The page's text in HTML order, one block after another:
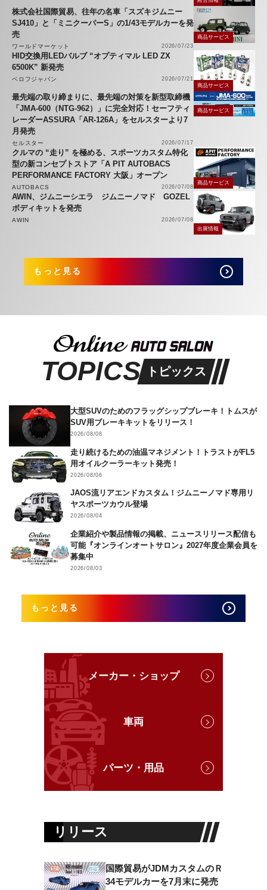
株式会社国際貿易、往年の名車「スズキジムニー
SJ410」と「ミニクーパーS」の1/43モデルカーを発
売
ワールドマーケット 2026/07/23
商品サービス
HID交換用LEDバルブ “オプティマル LED ZX
6500K” 新発売
ベロフジャパン
2026/07/21
商品サービス
最先端の取り締まりに、最先端の対策を新型取締機
「JMA-600（NTG-962）」に完全対応！セーフティ
レーダーASSURA「AR-126A」をセルスターより7
月発売
セルスター 2026/07/17
商品サービス
クルマの “走り” を極める、スポーツカスタム特化
型の新コンセプトストア「A PIT AUTOBACS
PERFORMANCE FACTORY 大阪」オープン
AUTOBACS 2026/07/08
商品サービス
AWIN、ジムニーシエラ ジムニーノマド GOZEL
ボディキットを発売
AWIN
2026/07/08
出展情報
もっと見る
TOPICS トピックス
大型SUVのためのフラッグシップブレーキ！トムスが
SUV用ブレーキキットをリリース！
2026/08/08
走り続けるための油温マネジメント！トラストがFL5
用オイルクーラーキット発売！
2026/08/06
JAOS流リアエンドカスタム！ジムニーノマド専用リ
ヤスポーツカウル登場
2026/08/04
企業紹介や製品情報の掲載、ニュースリリース配信も
可能『オンラインオートサロン』2027年度企業会員を
募集中
2026/08/03
もっと見る
メーカー・ショップ
車両
パーツ・用品
リリース
国際貿易がJDMカスタムのＲ
34モデルカーを7月末に発売